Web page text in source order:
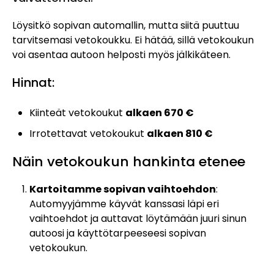
Löysitkö sopivan automallin, mutta siitä puuttuu
tarvitsemasi vetokoukku. Ei hätää, sillä vetokoukun
voi asentaa autoon helposti myös jälkikäteen.
Hinnat:
Kiinteät vetokoukut alkaen 670 €
Irrotettavat vetokoukut alkaen 810 €
Näin vetokoukun hankinta etenee
Kartoitamme sopivan vaihtoehdon:
Automyyjämme käyvät kanssasi läpi eri
vaihtoehdot ja auttavat löytämään juuri sinun
autoosi ja käyttötarpeeseesi sopivan
vetokoukun.